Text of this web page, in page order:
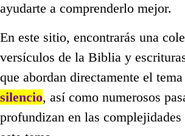
ayudarte a comprenderlo mejor.
En este sitio, encontrarás una
versículos de la Biblia y
que abordan directamente el tema
silencio, así como numerosos
profundizan en las